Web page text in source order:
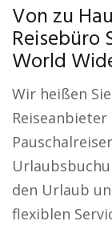
Von zu
Reisebüro
World
Wir heißen
den Urlaub
flexiblen